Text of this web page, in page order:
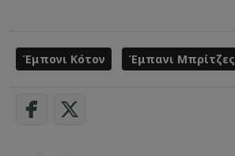
Έμπονι Κότον Έμπανι Μπρίτζες